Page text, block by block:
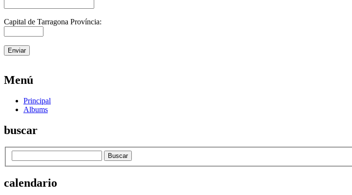
Capital de Tarragona Província:
Menú
Principal
Albums
buscar
calendario